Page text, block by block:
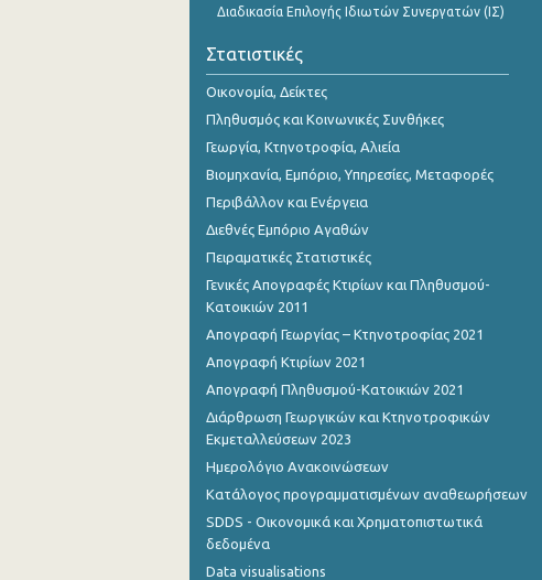
Διαδικασία Επιλογής Ιδιωτών Συνεργατών (ΙΣ)
Στατιστικές
Οικονομία, Δείκτες
Πληθυσμός και Κοινωνικές Συνθήκες
Γεωργία, Κτηνοτροφία, Αλιεία
Βιομηχανία, Εμπόριο, Υπηρεσίες, Μεταφορές
Περιβάλλον και Ενέργεια
Διεθνές Εμπόριο Αγαθών
Πειραματικές Στατιστικές
Γενικές Απογραφές Κτιρίων και Πληθυσμού-
Κατοικιών 2011
Απογραφή Γεωργίας – Κτηνοτροφίας 2021
Απογραφή Κτιρίων 2021
Απογραφή Πληθυσμού-Κατοικιών 2021
Διάρθρωση Γεωργικών και Κτηνοτροφικών
Εκμεταλλεύσεων 2023
Ημερολόγιο Ανακοινώσεων
Κατάλογος προγραμματισμένων αναθεωρήσεων
SDDS - Οικονομικά και Χρηματοπιστωτικά
δεδομένα
Data visualisations